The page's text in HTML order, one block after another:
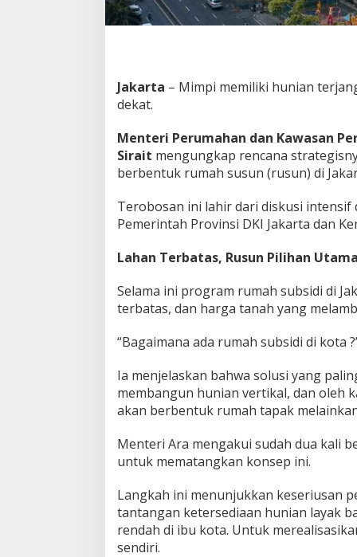
a
l
e
h
K
o
a
,
H
a
T
e
j
n
g
k
a
Jakarta – Mimpi memiliki hunian
dekat.
Menteri Perumahan dan Kawasan
Sirait mengungkap rencana
berbentuk rumah susun (rusun) di
Terobosan ini lahir dari diskusi
Pemerintah Provinsi DKI Jakarta dan
Lahan Terbatas, Rusun Pilihan Utama
Selama ini program rumah subsidi di
terbatas, dan harga tanah yang
“Bagaimana ada rumah subsidi di kota
Ia menjelaskan bahwa solusi yang
membangun hunian vertikal, dan oleh
akan berbentuk rumah tapak
Menteri Ara mengakui sudah dua kali
untuk mematangkan konsep ini.
Langkah ini menunjukkan keseriusan
tantangan ketersediaan hunian layak
rendah di ibu kota. Untuk
sendiri.